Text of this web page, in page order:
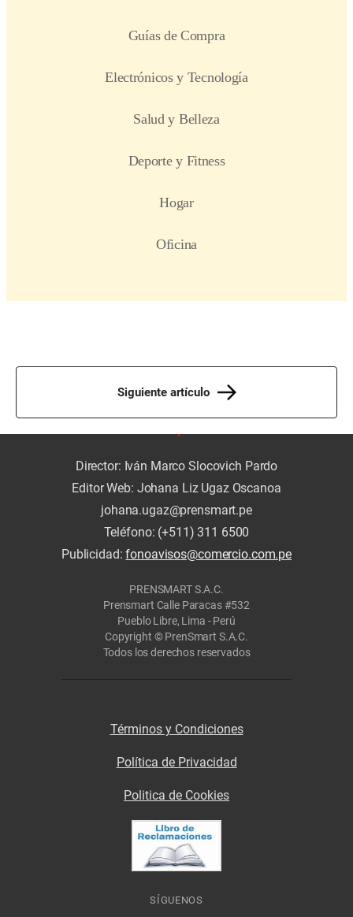
Siguiente artículo
Director: Iván Marco Slocovich Pardo
Editor Web: Johana Liz Ugaz Oscanoa
johana.ugaz@prensmart.pe
Teléfono: (+511) 311 6500
Publicidad:fonoavisos@comercio.com.pe
PRENSMART S.A.C.
Prensmart Calle Paracas #532
Pueblo Libre, Lima - Perú
Copyright © PrenSmart S.A.C.
Todos los derechos reservados
Términos y Condiciones
Política de Privacidad
Politica de Cookies
SÍGUENOS